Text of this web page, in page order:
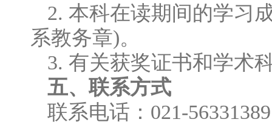
2. 本科在读期间的学习
系教务章)。
3. 有关获奖证书和学术
五、联系方式
联系电话：021-